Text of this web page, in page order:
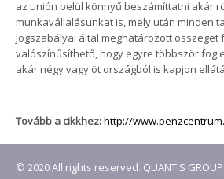
az unión belül könnyű beszámíttatni akár
munkavállalásunkat is, mely után minden
jogszabályai által meghatározott összeget
valószínűsíthető, hogy egyre többször fog
akár négy vagy öt országból is kapjon
Tovább a cikkhez:http://
© 2020 All rights reserved. QUANTIS GROUP